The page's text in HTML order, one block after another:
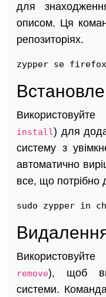
для
описом. Ця
репозиторіях.
zypper se firefox
Використовуйте
install) для
систему з
автоматично
все, що потрібно
sudo zypper in
Використовуйте
remove), щоб
системи.